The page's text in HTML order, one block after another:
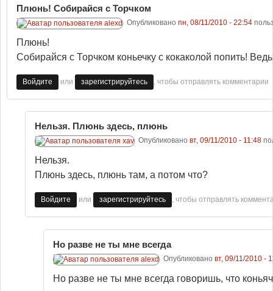
Плюнь! Собирайся с Торчком
Опубликовано пн, 08/11/2010 - 22:54
Плюнь!
Собирайся с Торчком коньечку с кокаколой попить!
Войдите или зарегистрируйтесь , чтобы отправлять комментарии
Нельзя. Плюнь здесь, плюнь
Опубликовано вт, 09/11/2010 - 11:48
Нельзя.
Плюнь здесь, плюнь там, а потом что?
Войдите или зарегистрируйтесь , чтобы отправлять
Но разве не ты мне всегда
Опубликовано вт, 09/11/2010 -
Но разве не ты мне всегда говоришь, что